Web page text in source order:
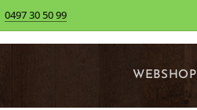
0497 30 50 99
WEBSHOP